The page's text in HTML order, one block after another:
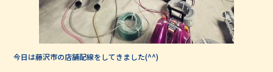
今日は藤沢市の店舗配線をしてきました(^^)